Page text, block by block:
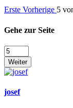
Erste Vorherige 5
Gehe zur Seite
Weiter
josef